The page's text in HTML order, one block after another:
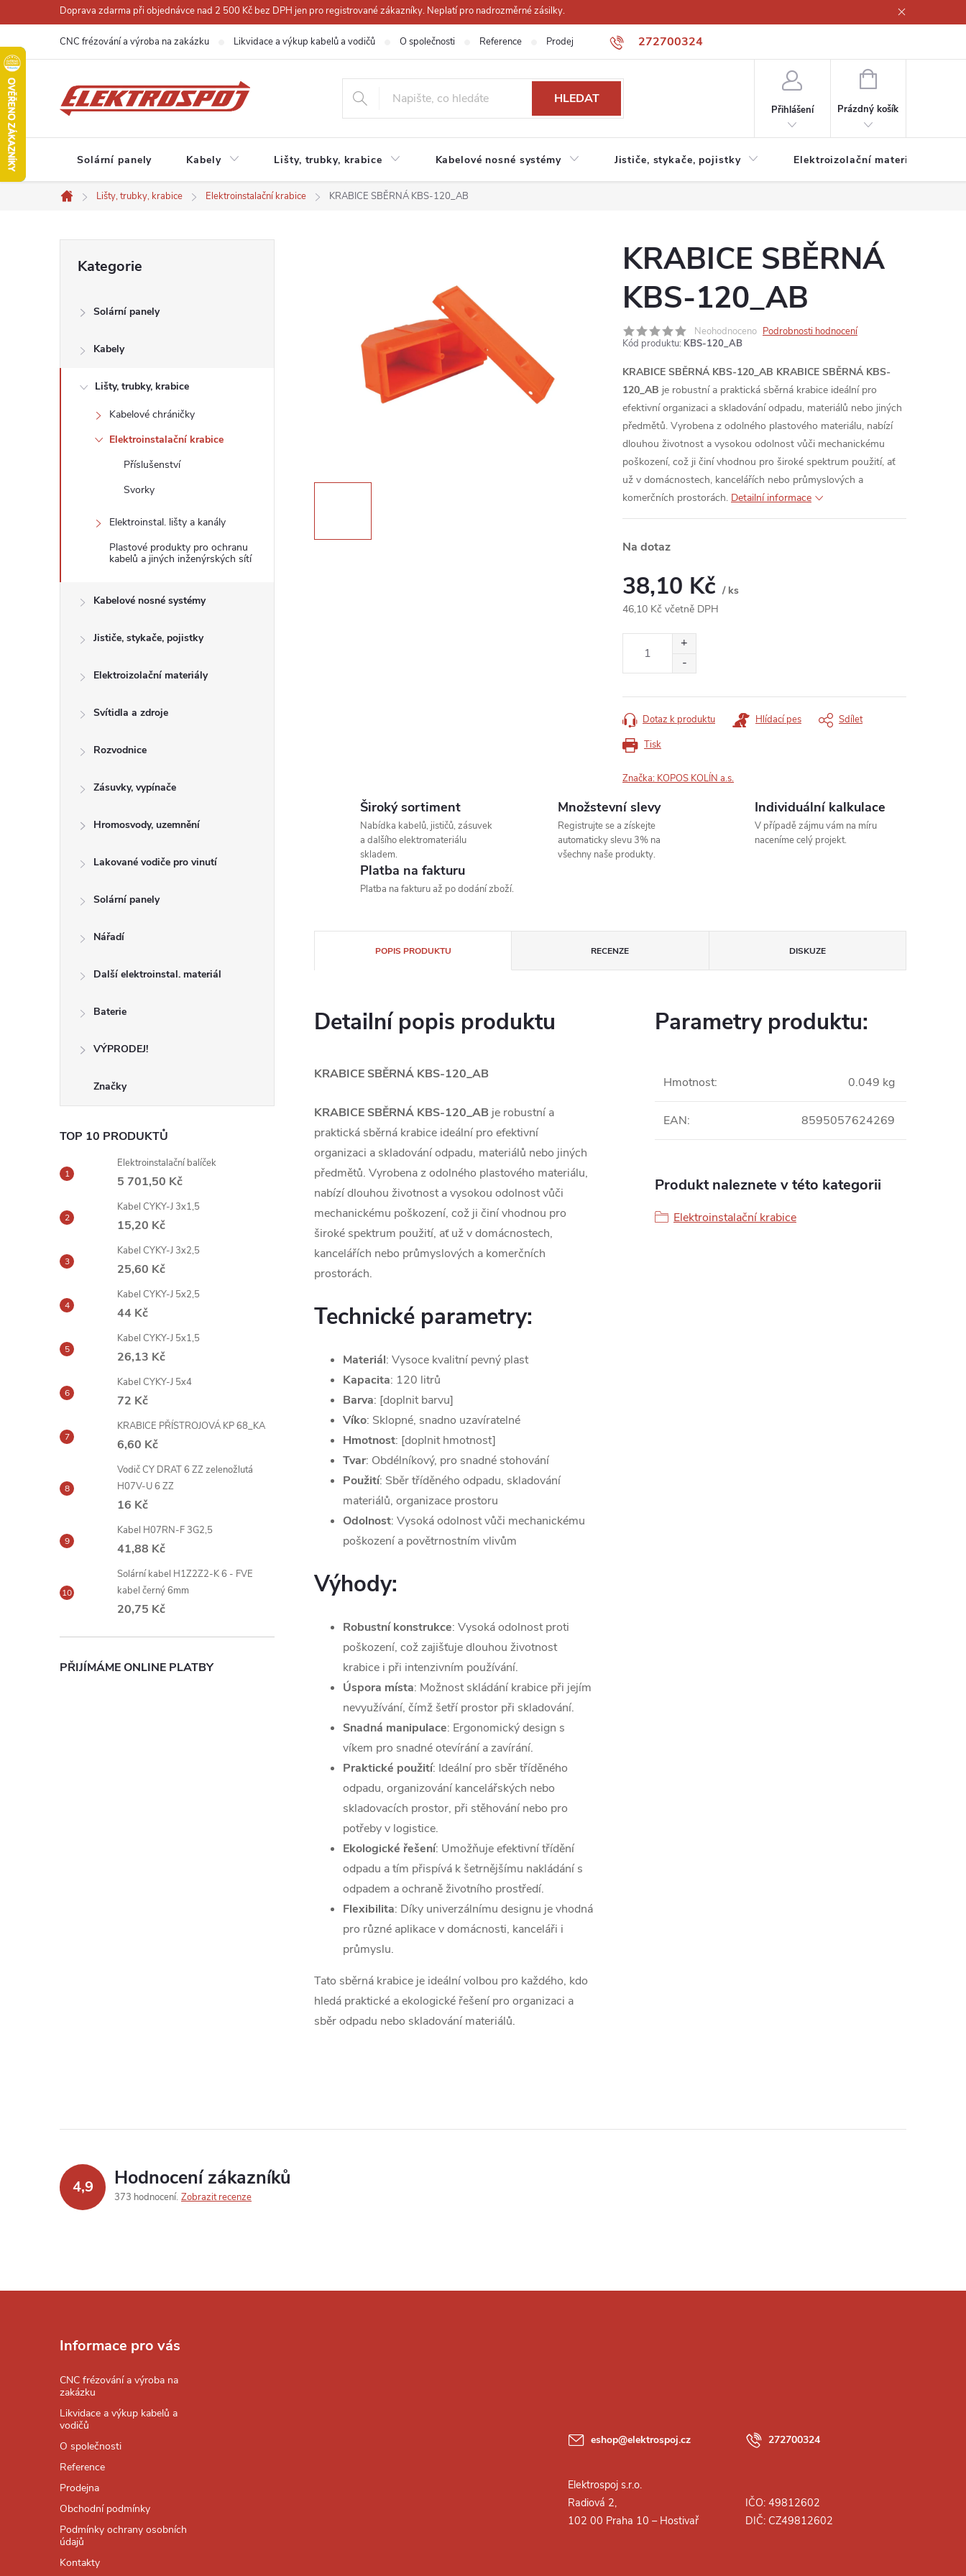
na
obsah
Doprava zdarma při objednávce nad 2 500 Kč bez DPH jen pro registrované zákazníky. Neplatí pro nadrozměrné zásilky.
272700324
CNC frézování a výroba na zakázku Likvidace a výkup kabelů a vodičů O společnosti Reference Prodejna Obchodní podmínky
HLEDAT
Přihlášení
NÁKUPNÍ
Prázdný košík
Solární panely Kabely Lišty, trubky, krabice Kabelové nosné systémy Jističe, stykače, pojistky Elektroizolační materiály
Domů
Lišty, trubky, krabice Elektroinstalační krabice KRABICE SBĚRNÁ KBS-120_AB
t
p
kategorie
Kategorie
Solární panely
Kabely
Lišty, trubky, krabice
Kabelové chráničky
Elektroinstalační krabice
Příslušenství
Svorky
Elektroinstal. lišty a kanály
Plastové produkty pro ochranu
kabelů a jiných inženýrských sítí
Kabelové nosné systémy
Jističe, stykače, pojistky
Elektroizolační materiály
Svítidla a zdroje
Rozvodnice
Zásuvky, vypínače
Hromosvody, uzemnění
Lakované vodiče pro vinutí
Solární panely
Nářadí
Další elektroinstal. materiál
Baterie
VÝPRODEJ!
Značky
TOP 10 PRODUKTŮ
Elektroinstalační balíček
5 701,50 Kč
Kabel CYKY-J 3x1,5
15,20 Kč
Kabel CYKY-J 3x2,5
25,60 Kč
Kabel CYKY-J 5x2,5
44 Kč
Kabel CYKY-J 5x1,5
26,13 Kč
Kabel CYKY-J 5x4
72 Kč
KRABICE PŘÍSTROJOVÁ KP 68_KA
6,60 Kč
Vodič CY DRAT 6 ZZ zelenožlutá
H07V-U 6 ZZ
16 Kč
Kabel H07RN-F 3G2,5
41,88 Kč
Solární kabel H1Z2Z2-K 6 - FVE
kabel černý 6mm
20,75 Kč
PŘIJÍMÁME ONLINE PLATBY
KRABICE SBĚRNÁ
KBS-120_AB
Neohodnoceno Podrobnosti hodnocení
Kód produktu: KBS-120_AB
KRABICE SBĚRNÁ KBS-120_AB KRABICE SBĚRNÁ KBS-
120_AB je robustní a praktická sběrná krabice ideální pro
efektivní organizaci a skladování odpadu, materiálů nebo jiných
předmětů. Vyrobena z odolného plastového materiálu, nabízí
dlouhou životnost a vysokou odolnost vůči mechanickému
poškození, což ji činí vhodnou pro široké spektrum použití, ať
už v domácnostech, kancelářích nebo průmyslových a
komerčních prostorách. Detailní informace
Na dotaz
38,10 Kč / ks
46,10 Kč včetně DPH
Tisk
Dotaz k produktu Hlídací pes Sdílet
Značka: KOPOS KOLÍN a.s.
Široký sortiment
Nabídka kabelů, jističů, zásuvek
a dalšího elektromateriálu
skladem.
Množstevní slevy
Registrujte se a získejte
automaticky slevu 3% na
všechny naše produkty.
Individuální kalkulace
V případě zájmu vám na míru
naceníme celý projekt.
Platba na fakturu
Platba na fakturu až po dodání zboží.
POPIS PRODUKTU RECENZE DISKUZE
Detailní popis produktu
KRABICE SBĚRNÁ KBS-120_AB
KRABICE SBĚRNÁ KBS-120_AB je robustní a
praktická sběrná krabice ideální pro efektivní
organizaci a skladování odpadu, materiálů nebo jiných
předmětů. Vyrobena z odolného plastového materiálu,
nabízí dlouhou životnost a vysokou odolnost vůči
mechanickému poškození, což ji činí vhodnou pro
široké spektrum použití, ať už v domácnostech,
kancelářích nebo průmyslových a komerčních
prostorách.
Technické parametry:
Materiál: Vysoce kvalitní pevný plast
Kapacita: 120 litrů
Barva: [doplnit barvu]
Víko: Sklopné, snadno uzavíratelné
Hmotnost: [doplnit hmotnost]
Tvar: Obdélníkový, pro snadné stohování
Použití: Sběr tříděného odpadu, skladování
materiálů, organizace prostoru
Odolnost: Vysoká odolnost vůči mechanickému
poškození a povětrnostním vlivům
Výhody:
Robustní konstrukce: Vysoká odolnost proti
poškození, což zajišťuje dlouhou životnost
krabice i při intenzivním používání.
Úspora místa: Možnost skládání krabice při jejím
nevyužívání, čímž šetří prostor při skladování.
Snadná manipulace: Ergonomický design s
víkem pro snadné otevírání a zavírání.
Praktické použití: Ideální pro sběr tříděného
odpadu, organizování kancelářských nebo
skladovacích prostor, při stěhování nebo pro
potřeby v logistice.
Ekologické řešení: Umožňuje efektivní třídění
odpadu a tím přispívá k šetrnějšímu nakládání s
odpadem a ochraně životního prostředí.
Flexibilita: Díky univerzálnímu designu je vhodná
pro různé aplikace v domácnosti, kanceláři i
průmyslu.
Tato sběrná krabice je ideální volbou pro každého, kdo
hledá praktické a ekologické řešení pro organizaci a
sběr odpadu nebo skladování materiálů.
Parametry produktu:
Hmotnost: 0.049 kg
EAN: 8595057624269
Produkt naleznete v této kategorii
Elektroinstalační krabice
4,9 Hodnocení zákazníků
373 hodnocení Zobrazit recenze
Informace pro vás
CNC frézování a výroba na
zakázku
Likvidace a výkup kabelů a
vodičů
O společnosti
Reference
Prodejna
Obchodní podmínky
Podmínky ochrany osobních
údajů
Kontakty
eshop@elektrospoj.cz 272700324